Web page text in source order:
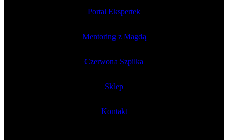
Portal Ekspertek
Mentoring z Magdą
Czerwona Szpilka
Sklep
Kontakt